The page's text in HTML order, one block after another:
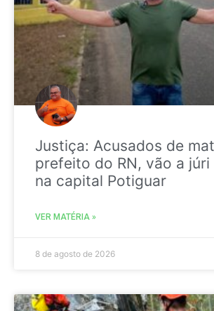
Justiça: Acusados de
prefeito do RN, vão a
na capital Potiguar
VER MATÉRIA »
8 de agosto de 2026